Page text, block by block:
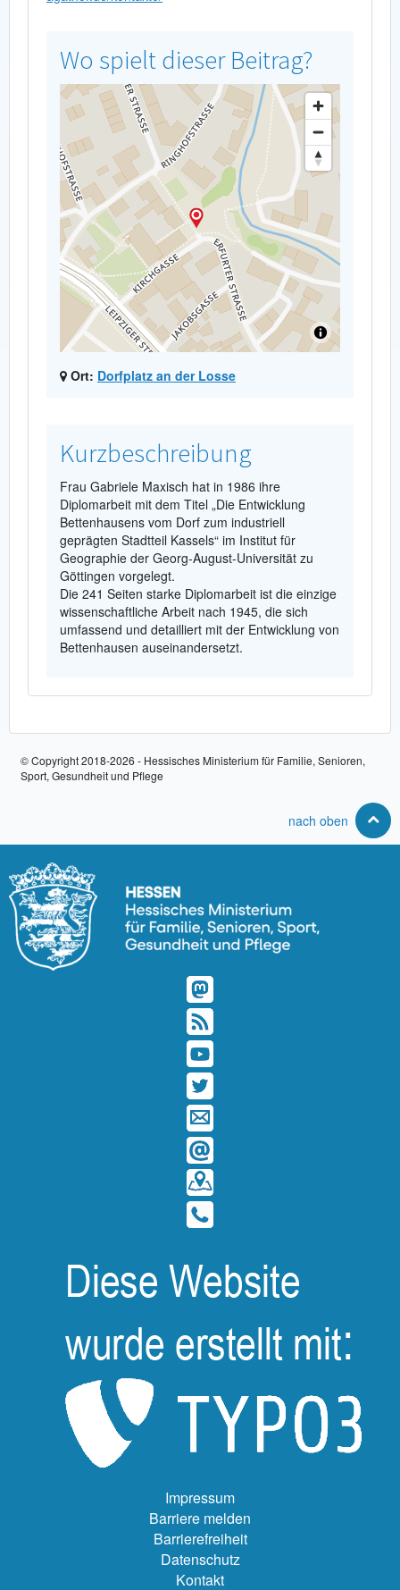
Wo spielt dieser Beitrag?
Ort: Dorfplatz an der Losse
Kurzbeschreibung
Frau Gabriele Maxisch hat in 1986 ihre
Diplomarbeit mit dem Titel „Die Entwicklung
Bettenhausens vom Dorf zum industriell
geprägten Stadtteil Kassels“ im Institut für
Geographie der Georg-August-Universität zu
Göttingen vorgelegt.
Die 241 Seiten starke Diplomarbeit ist die einzige
wissenschaftliche Arbeit nach 1945, die sich
umfassend und detailliert mit der Entwicklung von
Bettenhausen auseinandersetzt.
© Copyright 2018-2026 - Hessisches Ministerium für Familie, Senioren,
Sport, Gesundheit und Pflege
nach oben
Impressum
Barriere melden
Barrierefreiheit
Datenschutz
Kontakt